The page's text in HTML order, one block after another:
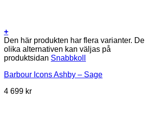
+
Den här produkten har flera varianter. De
olika alternativen kan väljas på
produktsidan Snabbkoll
Barbour Icons Ashby – Sage
4 699 kr